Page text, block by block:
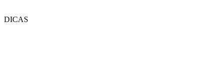
DICAS